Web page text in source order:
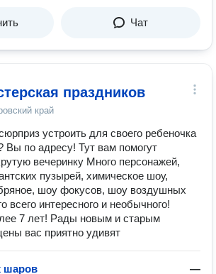
Чат
праздников
край
устроить для своего ребеночка
Вы по адресу! Тут вам помогут
вечеринку Много персонажей,
пузырей, химическое шоу,
шоу фокусов, шоу воздушных
всего интересного и необычного!
7 лет! Рады новым и старым
вас приятно удивят
шаров —